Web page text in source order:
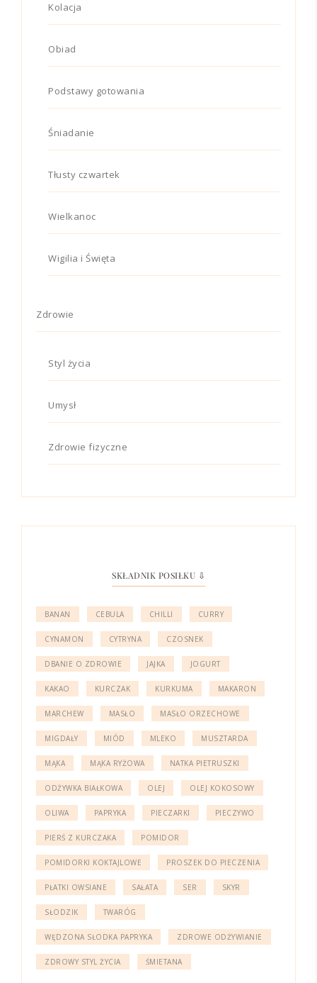
Kolacja
Obiad
Podstawy gotowania
Śniadanie
Tłusty czwartek
Wielkanoc
Wigilia i Święta
Zdrowie
Styl życia
Umysł
Zdrowie fizyczne
SKŁADNIK POSIŁKU ⇩
BANAN CEBULA CHILLI CURRY
CYNAMON CYTRYNA CZOSNEK
DBANIE O ZDROWIE JAJKA JOGURT
KAKAO KURCZAK KURKUMA MAKARON
MARCHEW MASŁO MASŁO ORZECHOWE
MIGDAŁY MIÓD MLEKO MUSZTARDA
MĄKA MĄKA RYŻOWA NATKA PIETRUSZKI
ODŻYWKA BIAŁKOWA OLEJ OLEJ KOKOSOWY
OLIWA PAPRYKA PIECZARKI PIECZYWO
PIERŚ Z KURCZAKA POMIDOR
POMIDORKI KOKTAJLOWE PROSZEK DO PIECZENIA
PŁATKI OWSIANE SAŁATA SER SKYR
SŁODZIK TWARÓG
WĘDZONA SŁODKA PAPRYKA ZDROWE ODŻYWIANIE
ZDROWY STYL ŻYCIA ŚMIETANA